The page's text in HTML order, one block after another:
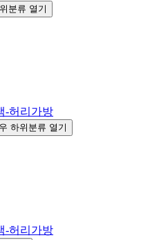
분류 열기
-허리가방
하위분류 열기
-허리가방